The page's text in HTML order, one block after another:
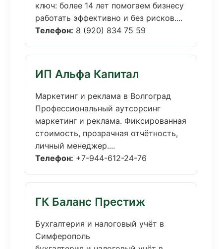
ключ: более 14 лет помогаем бизнесу
работать эффективно и без рисков....
Телефон: 8 (920) 834 75 59
ИП Альфа Капитал
Маркетинг и реклама в Волгоград
Профессиональный аутсорсинг
маркетинг и реклама. Фиксированная
стоимость, прозрачная отчётность,
личный менеджер....
Телефон: +7-944-612-24-76
ГК Баланс Престиж
Бухгалтерия и налоговый учёт в
Симферополь